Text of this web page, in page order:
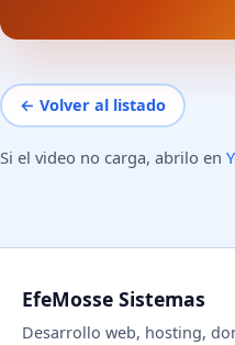
← Volver al listado
Si el video no carga, abrilo en
EfeMosse Sistemas
Desarrollo web, hosting,